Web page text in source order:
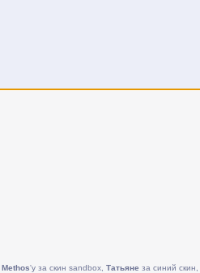
Methos'у за скин sandbox, Татьяне за синий скин,